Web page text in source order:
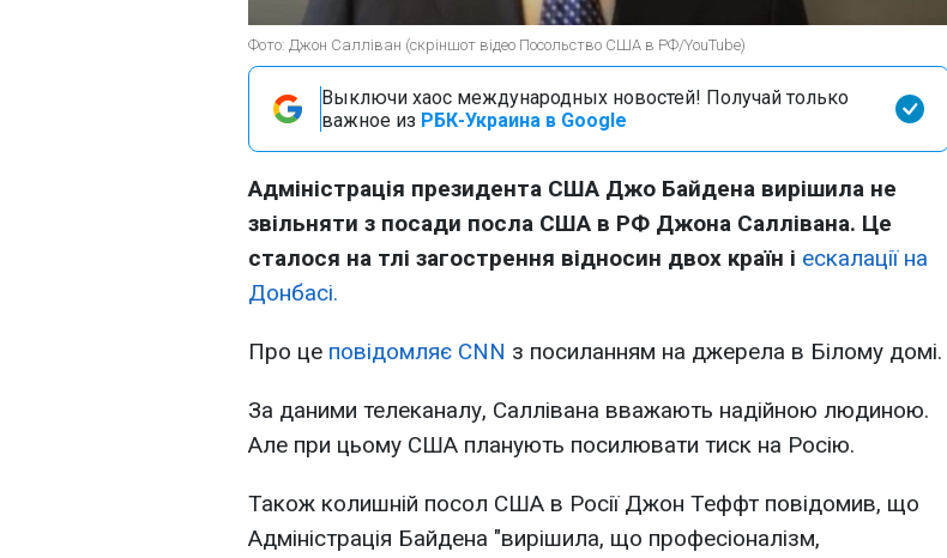
Фото: Джон Салліван (скріншот відео Посольство США в РФ/YouTube)
Выключи хаос международных новостей! Получай только
важное из РБК-Украина в Google
Адміністрація президента США Джо Байдена вирішила не
звільняти з посади посла США в РФ Джона Саллівана. Це
сталося на тлі загострення відносин двох країн і ескалації на
Донбасі.
Про це повідомляє CNN з посиланням на джерела в Білому домі.
За даними телеканалу, Саллівана вважають надійною людиною.
Але при цьому США планують посилювати тиск на Росію.
Також колишній посол США в Росії Джон Теффт повідомив, що
Адміністрація Байдена "вирішила, що професіоналізм,